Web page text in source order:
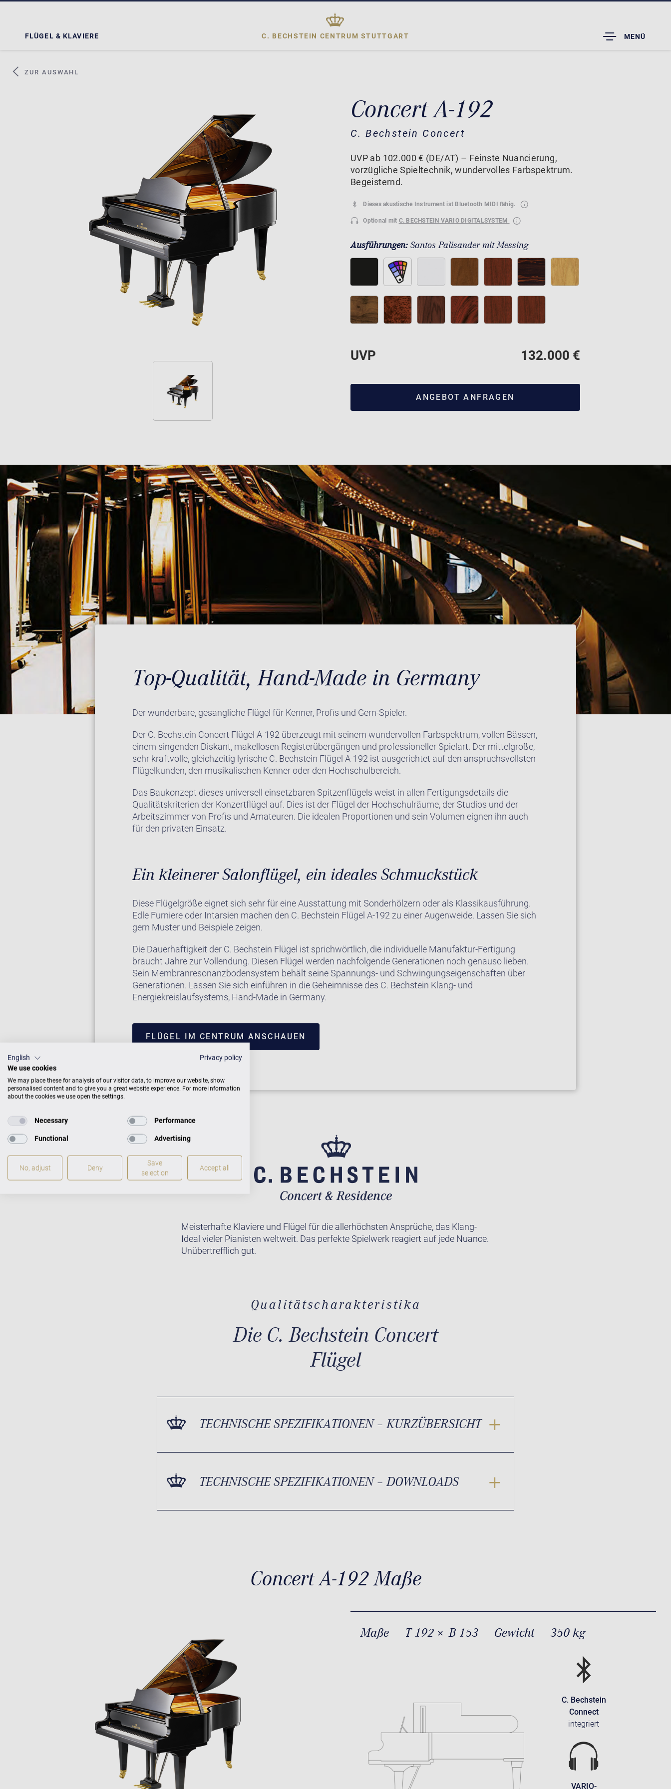
FLÜGEL & KLAVIERE C. BECHSTEIN CENTRUM STUTTGART
TOGGLE
DROPDOWN
MENÜ
ZUR AUSWAHL
Concert A-192
C. Bechstein Concert
UVP ab 102.000 € (DE/AT) – Feinste Nuancierung,
vorzügliche Spieltechnik, wundervolles Farbspektrum.
Begeisternd.
Dieses akustische Instrument ist Bluetooth MIDI fähig.
Optional mit C. BECHSTEIN VARIO DIGITALSYSTEM
Ausführungen: Santos Palisander mit Messing
UVP 132.000 €
ANGEBOT ANFRAGEN
Top-Qualität, Hand-Made in Germany
Der wunderbare, gesangliche Flügel für Kenner, Profis und Gern-Spieler.
Der C. Bechstein Concert Flügel A-192 überzeugt mit seinem wundervollen Farbspektrum, vollen Bässen,
einem singenden Diskant, makellosen Registerübergängen und professioneller Spielart. Der mittelgroße,
sehr kraftvolle, gleichzeitig lyrische C. Bechstein Flügel A-192 ist ausgerichtet auf den anspruchsvollsten
Flügelkunden, den musikalischen Kenner oder den Hochschulbereich.
Das Baukonzept dieses universell einsetzbaren Spitzenflügels weist in allen Fertigungsdetails die
Qualitätskriterien der Konzertflügel auf. Dies ist der Flügel der Hochschulräume, der Studios und der
Arbeitszimmer von Profis und Amateuren. Die idealen Proportionen und sein Volumen eignen ihn auch
für den privaten Einsatz.
Ein kleinerer Salonflügel, ein ideales Schmuckstück
Diese Flügelgröße eignet sich sehr für eine Ausstattung mit Sonderhölzern oder als Klassikausführung.
Edle Furniere oder Intarsien machen den C. Bechstein Flügel A-192 zu einer Augenweide. Lassen Sie sich
gern Muster und Beispiele zeigen.
Die Dauerhaftigkeit der C. Bechstein Flügel ist sprichwörtlich, die individuelle Manufaktur-Fertigung
braucht Jahre zur Vollendung. Diesen Flügel werden nachfolgende Generationen noch genauso lieben.
Sein Membranresonanzbodensystem behält seine Spannungs- und Schwingungseigenschaften über
Generationen. Lassen Sie sich einführen in die Geheimnisse des C. Bechstein Klang- und
Energiekreislaufsystems, Hand-Made in Germany.
FLÜGEL IM CENTRUM ANSCHAUEN
Meisterhafte Klaviere und Flügel für die allerhöchsten Ansprüche, das Klang-
Ideal vieler Pianisten weltweit. Das perfekte Spielwerk reagiert auf jede Nuance.
Unübertrefflich gut.
Qualitätscharakteristika
Die C. Bechstein Concert
Flügel
TECHNISCHE SPEZIFIKATIONEN – KURZÜBERSICHT
TECHNISCHE SPEZIFIKATIONEN – DOWNLOADS
Concert A-192 Maße
Maße T 192 × B 153 Gewicht 350 kg
C. Bechstein
Connect
integriert
VARIO-
English
Privacy policy
We use cookies
We may place these for analysis of our visitor data, to improve our website, show
personalised content and to give you a great website experience. For more information
about the cookies we use open the settings.
Necessary Performance
Functional Advertising
No, adjust Deny
Save
selection
Accept all